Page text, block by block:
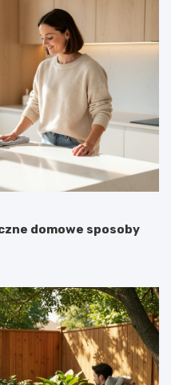
domowe sposoby